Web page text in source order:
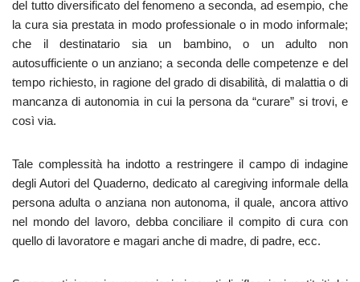
del tutto diversificato del fenomeno a seconda, ad esempio, che
la cura sia prestata in modo professionale o in modo informale;
che il destinatario sia un bambino, o un adulto non
autosufficiente o un anziano; a seconda delle competenze e del
tempo richiesto, in ragione del grado di disabilità, di malattia o di
mancanza di autonomia in cui la persona da “curare” si trovi, e
così via.
Tale complessità ha indotto a restringere il campo di indagine
degli Autori del Quaderno, dedicato al caregiving informale della
persona adulta o anziana non autonoma, il quale, ancora attivo
nel mondo del lavoro, debba conciliare il compito di cura con
quello di lavoratore e magari anche di madre, di padre, ecc.